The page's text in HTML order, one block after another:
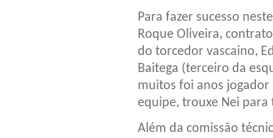
Para fazer sucesso
Roque Oliveira,
do torcedor vascaino,
Baitega (terceiro da
muitos foi anos
equipe, trouxe Nei
Além da comissão